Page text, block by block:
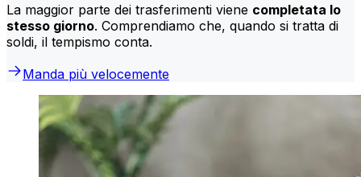
La maggior parte dei trasferimenti viene completata lo
stesso giorno. Comprendiamo che, quando si tratta di
soldi, il tempismo conta.
Manda più velocemente